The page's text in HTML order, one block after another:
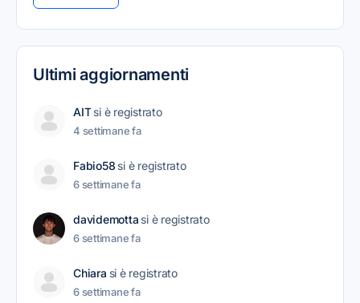
Ultimi aggiornamenti
AIT si è registrato
4 settimane fa
Fabio58 si è registrato
6 settimane fa
davidemotta si è registrato
6 settimane fa
Chiara si è registrato
6 settimane fa